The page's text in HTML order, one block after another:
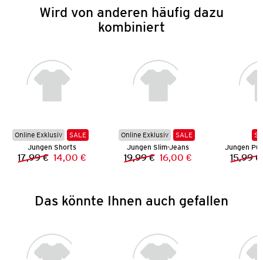
Wird von anderen häufig dazu
kombiniert
Online Exklusiv
SALE
Jungen Shorts
Vorheriger Preis:
17,99 € Neuer Preis:
14,00 €
Online Exklusiv
SALE
Jungen Slim-Jeans
Vorheriger Preis:
19,99 € Neuer Preis:
16,00 € 15,99 €
Das könnte Ihnen auch gefallen